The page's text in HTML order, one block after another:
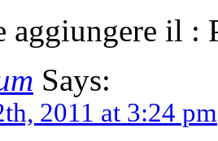
aggiungere il :
Says:
2011 at 3:24 pm